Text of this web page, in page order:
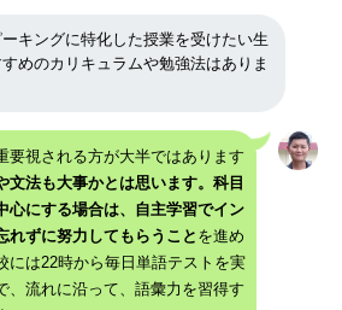
キングに特化した授業を受けたい生
めのカリキュラムや勉強法はありま
要視される方が大半ではあります
文法も大事かとは思います。科目
心にする場合は、自主学習でイン
れずに努力してもらうこと を進め
には22時から毎日単語テストを実
、流れに沿って、語彙力を習得す